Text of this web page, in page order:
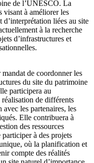
de l’UNESCO. La
visant à améliorer les
d’interprétation liées au site
à la recherche
d’infrastructures et
de coordonner les
du site du patrimoine
participera au
de différents
les partenaires, les
Elle contribuera à
des ressources
à des projets
où la planification et
compte des réalités